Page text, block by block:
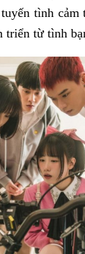
tình cảm
triển từ tình